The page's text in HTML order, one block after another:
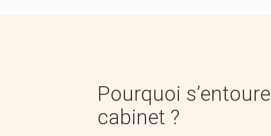
Pourquoi
cabinet ?